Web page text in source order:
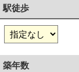
駅徒歩
築年数